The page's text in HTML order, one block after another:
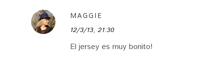
MAGGIE
12/3/13, 21:30
El jersey es muy bonito!